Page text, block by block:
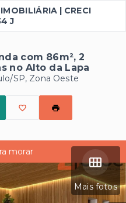
| CRECI
J
com 86m², 2
no Alto da Lapa
SP, Zona Oeste
Mais fotos
morar